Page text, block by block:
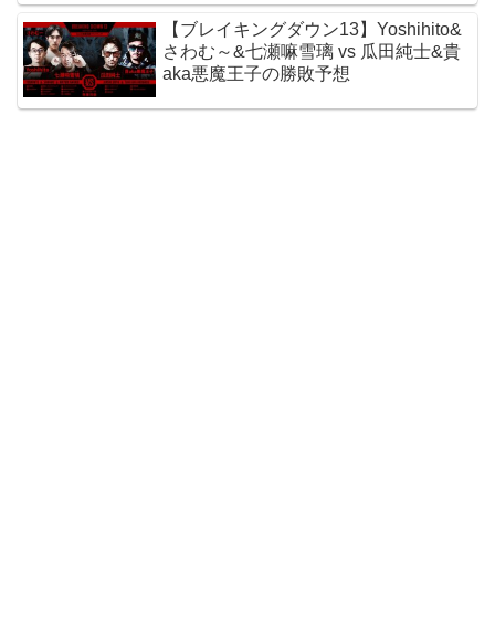
【ブレイキングダウン13】Yoshihito&
さわむ～&七瀬嘛雪璃 vs 瓜田純士&貴
aka悪魔王子の勝敗予想